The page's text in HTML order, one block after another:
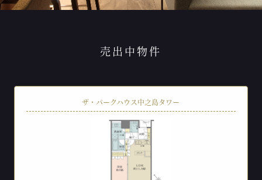
売出中物件
ザ・パークハウス中之島タワー